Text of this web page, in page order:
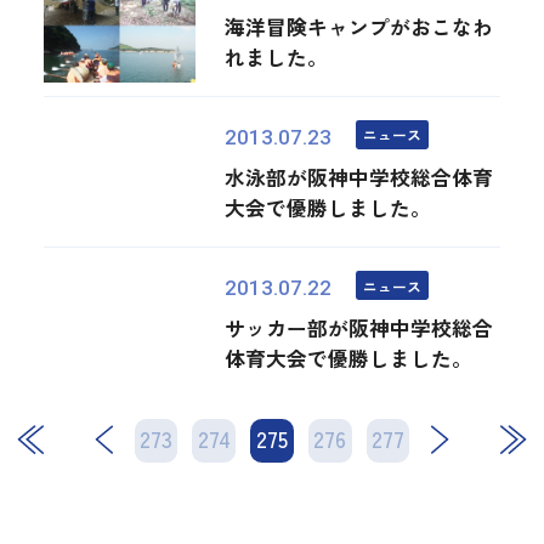
海洋冒険キャンプがおこなわ
れました。
2013.07.23 ニュース
水泳部が阪神中学校総合体育
大会で優勝しました。
2013.07.22 ニュース
サッカー部が阪神中学校総合
体育大会で優勝しました。
273 274 275 276 277
次 最後